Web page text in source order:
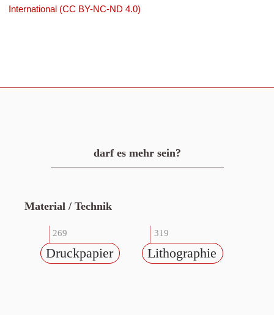
International (CC BY-NC-ND 4.0)
darf es mehr sein?
Material / Technik
269
Druckpapier
319
Lithographie